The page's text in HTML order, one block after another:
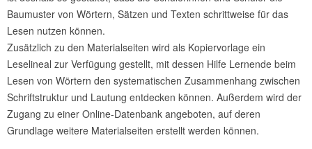
Baumuster von Wörtern, Sätzen und Texten schrittweise für das
Lesen nutzen können.
Zusätzlich zu den Materialseiten wird als Kopiervorlage ein
Leselineal zur Verfügung gestellt, mit dessen Hilfe Lernende beim
Lesen von Wörtern den systematischen Zusammenhang zwischen
Schriftstruktur und Lautung entdecken können. Außerdem wird der
Zugang zu einer Online-Datenbank angeboten, auf deren
Grundlage weitere Materialseiten erstellt werden können.